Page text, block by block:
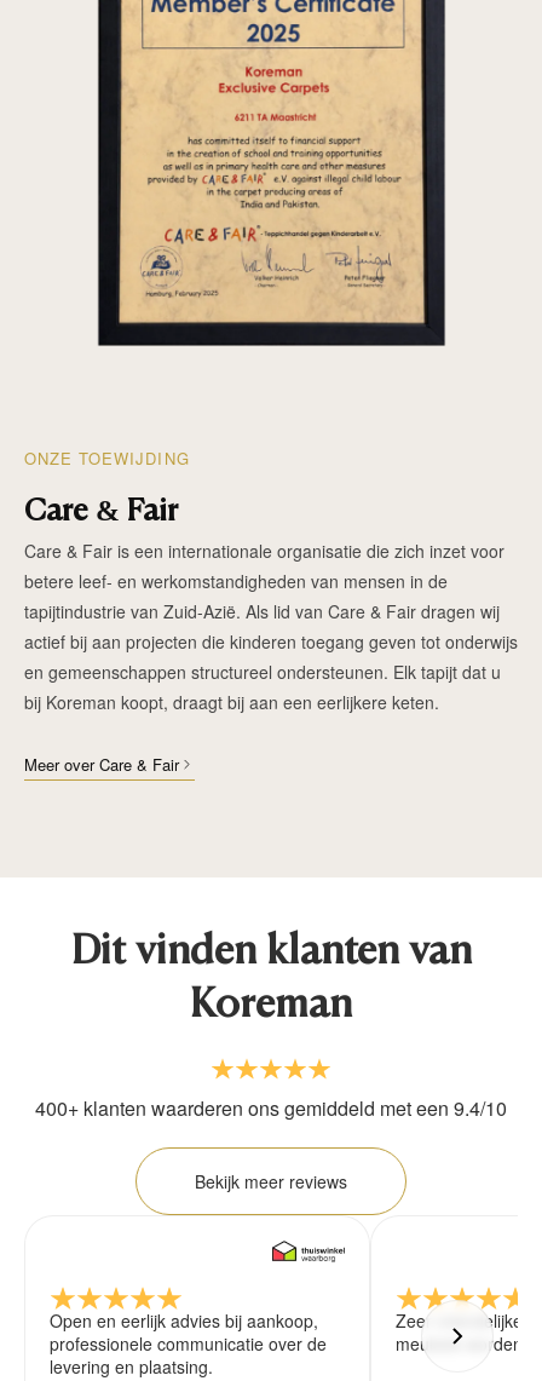
ONZE TOEWIJDING
Care & Fair
Care & Fair is een internationale organisatie die zich inzet voor
betere leef- en werkomstandigheden van mensen in de
tapijtindustrie van Zuid-Azië. Als lid van Care & Fair dragen wij
actief bij aan projecten die kinderen toegang geven tot onderwijs
en gemeenschappen structureel ondersteunen. Elk tapijt dat u
bij Koreman koopt, draagt bij aan een eerlijkere keten.
Meer over Care & Fair
Dit vinden klanten van
Koreman
400+ klanten waarderen ons gemiddeld met een 9.4/10
Bekijk meer reviews
Open en eerlijk advies bij aankoop,
professionele communicatie over de
levering en plaatsing.
Zeer vriendelijke
meubels worden